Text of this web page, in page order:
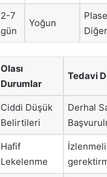
2-7
gün
Yoğun
Olası
Durumlar
Tedavi
Ciddi Düşük
Belirtileri
Derhal
Hafif
Lekelenme